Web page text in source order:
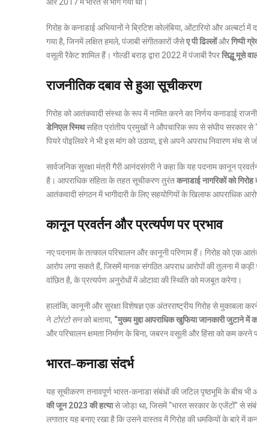
गिरोह के कनाडाई अभियानों ने ब्रिटिश कोलंबिया, ओंटारियो और अल्बर्टा में
गया है, जिनमें लक्षित हमले, पंजाबी संगीतकारों जैसेए पी ढिल्लोंऔरगिप्पी
वसूली रैकेट शामिल हैं। गोल्डी बराड़ द्वारा 2022 में पंजाबी रैपरसिद्धू मूसे
राजनीतिक दबाव से हुआ सूचीकरण
गिरोह को आतंकवादी संस्था के रूप में नामित करने का निर्णय कनाडाई
डेनिएल स्मिथसहित प्रांतीय प्रमुखों ने औपचारिक रूप से संघीय सरकार से
पियरे पोइलिवरे ने भी इस मांग को उठाया, इसे अपने अपराध निवारण मंच से
सार्वजनिक सुरक्षा मंत्री गैरी आनंदसंगरी ने कहा कि यह पदनाम कानून
है। आपराधिक संहिता के तहत सूचीकरण तुरंतकनाडाई नागरिकों को
आतंकवादी संगठन में भागीदारी के लिए सहयोगियों के खिलाफ आपराधिक
कानून प्रवर्तन और प्रत्यर्पण पर प्रभाव
नए पदनाम के तत्काल परिचालन और कानूनी परिणाम हैं। गिरोह को एक
आरोप लगा सकते हैं, जिसमें मानक संगठित अपराध आरोपों की तुलना में कड़ी
वांछित है, के प्रत्यर्पण अनुरोधों में ओटावा की स्थिति को मजबूत करेगा।
हालांकि, कानूनी और सुरक्षा विशेषज्ञ एक अंतरराष्ट्रीय गिरोह से
ने टोरंटो सनको बताया, “मुख्य मुद्दा आपराधिक खुफिया जानकारी जुटाने में
और परिचालन क्षमता निर्माण के बिना, जबरन वसूली और हिंसा को कम करने
भारत-कनाडा संदर्भ
यह सूचीकरण तनावपूर्ण भारत-कनाडा संबंधों की जटिल पृष्ठभूमि के बीच भी
की जून 2023 की हत्यासे जोड़ा था, जिसमें “भारत सरकार के एजेंटों” से
लगातार यह बनाए रखा है कि उसने वास्तव में गिरोह की धमकियों के बारे में